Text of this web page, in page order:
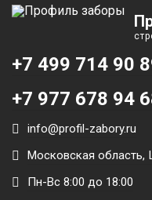
+7 499 714 90
+7 977 678 94
info@profil-zabory.ru
Московская
Пн-Вс 8:00 до 18:00